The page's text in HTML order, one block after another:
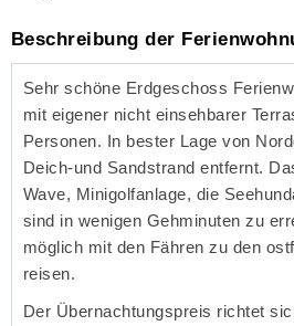
Beschreibung der
Sehr schöne Erdgeschoss
mit eigener nicht einsehbarer
Personen. In bester Lage von
Deich-und Sandstrand entfernt.
Wave, Minigolfanlage, die
sind in wenigen Gehminuten zu
möglich mit den Fähren zu den
reisen.
Der Übernachtungspreis richtet